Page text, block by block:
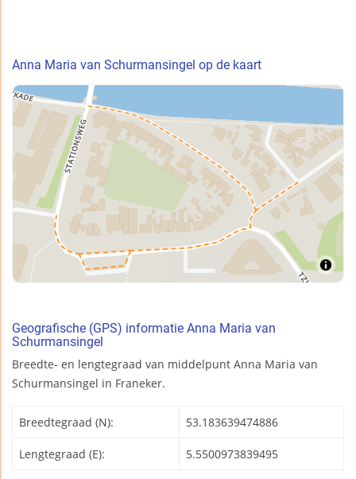
Anna Maria van Schurmansingel op de kaart
Geografische (GPS) informatie Anna Maria van
Schurmansingel
Breedte- en lengtegraad van middelpunt Anna Maria van
Schurmansingel in Franeker.
Breedtegraad (N): 53.183639474886
Lengtegraad (E): 5.5500973839495